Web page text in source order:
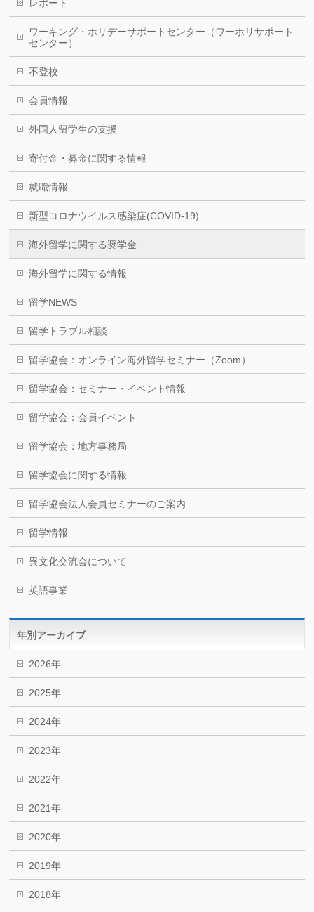
レポート
ワーキング・ホリデーサポートセンター（ワーホリサポート
センター）
不登校
会員情報
外国人留学生の支援
寄付金・募金に関する情報
就職情報
新型コロナウイルス感染症(COVID-19)
海外留学に関する奨学金
海外留学に関する情報
留学NEWS
留学トラブル相談
留学協会：オンライン海外留学セミナー（Zoom）
留学協会：セミナー・イベント情報
留学協会：会員イベント
留学協会：地方事務局
留学協会に関する情報
留学協会法人会員セミナーのご案内
留学情報
異文化交流会について
英語事業
年別アーカイブ
2026年
2025年
2024年
2023年
2022年
2021年
2020年
2019年
2018年